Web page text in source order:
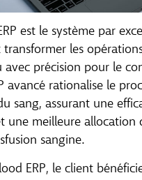
est le système par
les
avec précision pour le
avancé rationalise le
sang, assurant une
une meilleure allocation
sangine.
ERP, le client